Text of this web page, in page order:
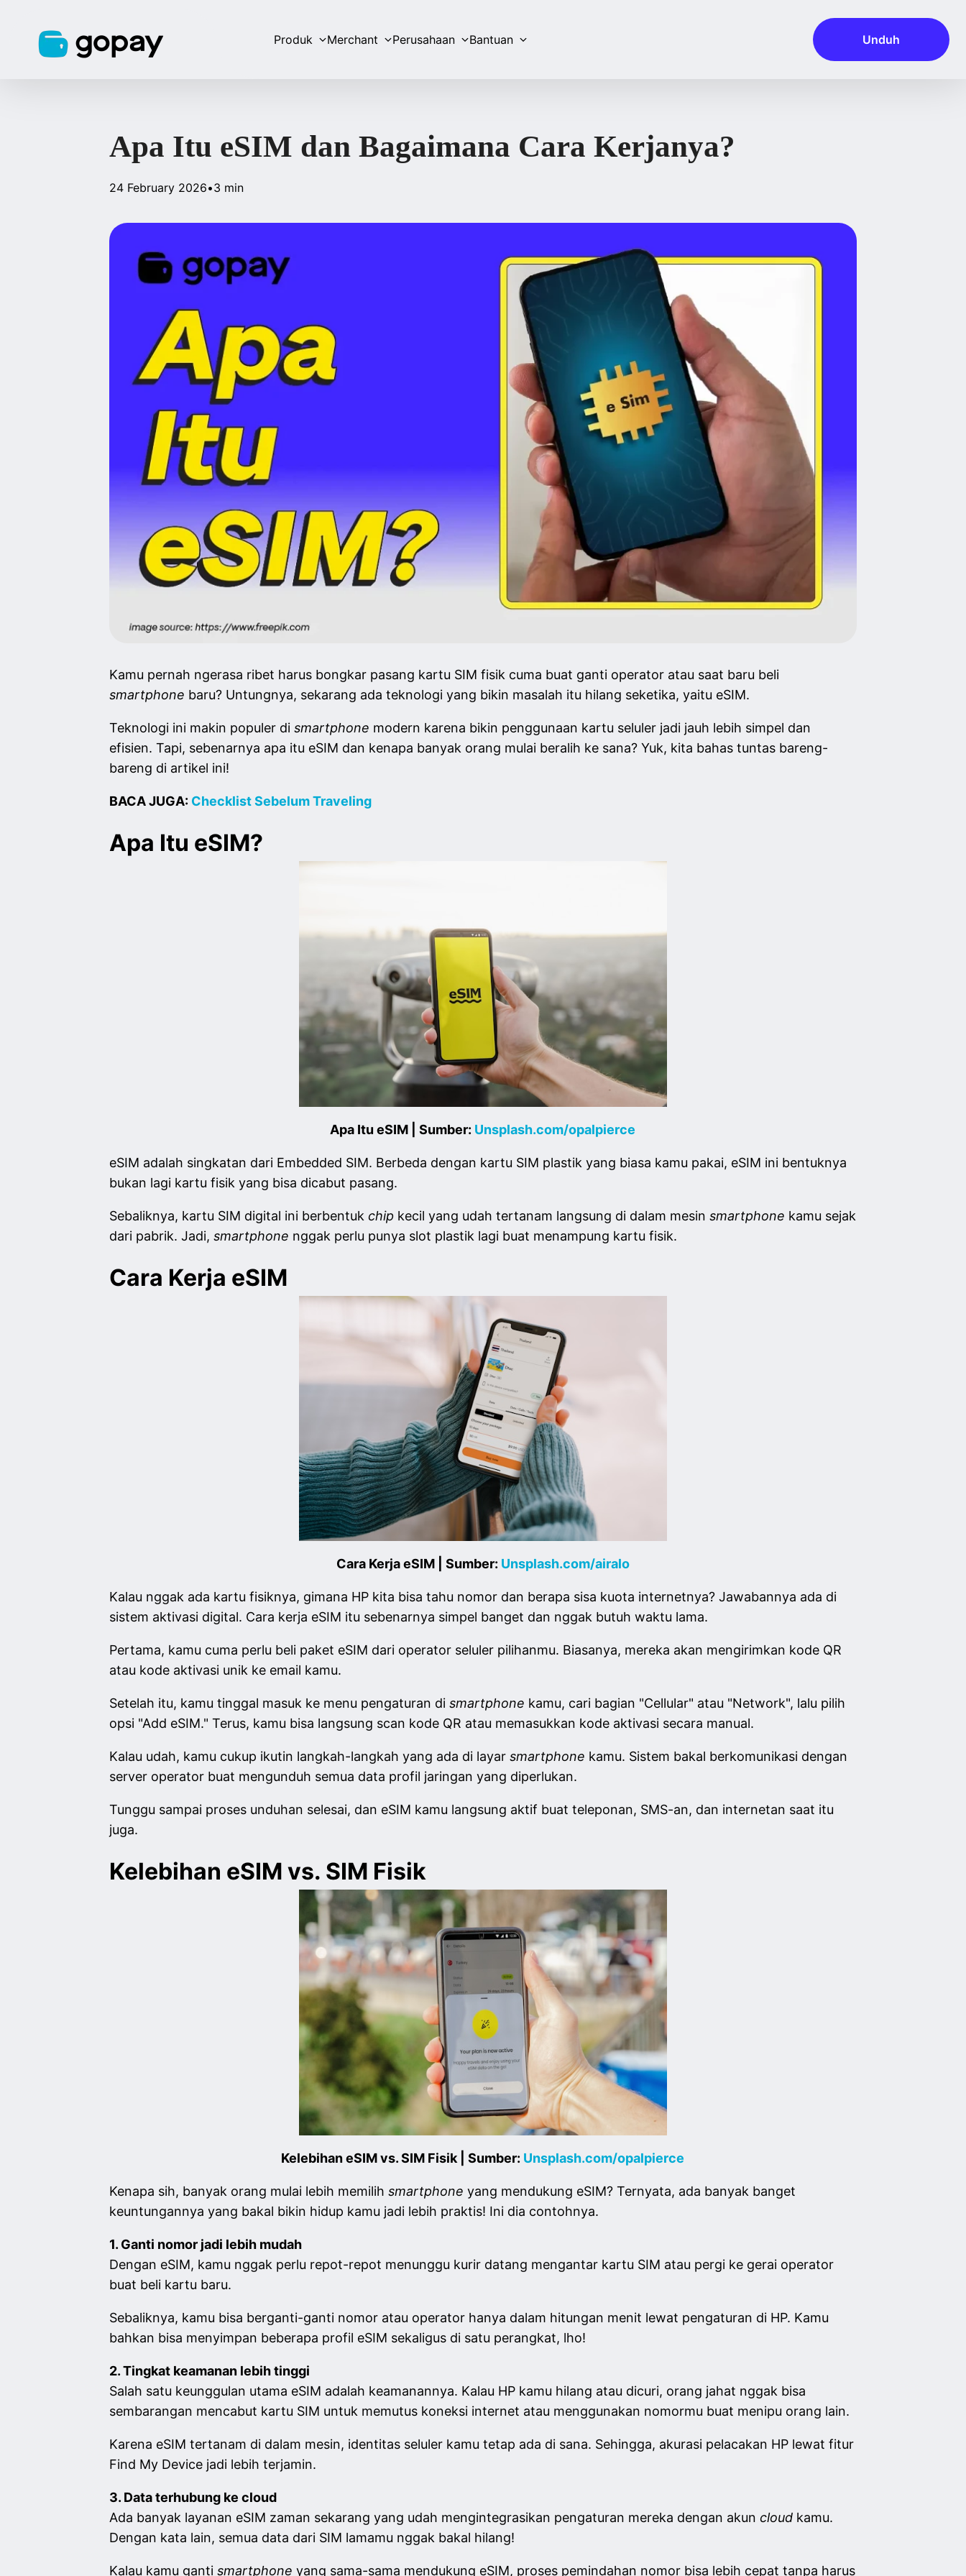
Produk Merchant Perusahaan Bantuan Unduh
Apa Itu eSIM dan Bagaimana Cara Kerjanya?
24 February 2026•3 min
Kamu pernah ngerasa ribet harus bongkar pasang kartu SIM fisik cuma buat ganti operator atau saat baru beli
smartphone baru? Untungnya, sekarang ada teknologi yang bikin masalah itu hilang seketika, yaitu eSIM.
Teknologi ini makin populer dismartphone modern karena bikin penggunaan kartu seluler jadi jauh lebih simpel dan
efisien. Tapi, sebenarnya apa itu eSIM dan kenapa banyak orang mulai beralih ke sana? Yuk, kita bahas tuntas bareng-
bareng di artikel ini!
BACA JUGA: Checklist Sebelum Traveling
Apa Itu eSIM?
Apa Itu eSIM | Sumber: Unsplash.com/opalpierce
eSIM adalah singkatan dari Embedded SIM. Berbeda dengan kartu SIM plastik yang biasa kamu pakai, eSIM ini bentuknya
bukan lagi kartu fisik yang bisa dicabut pasang.
Sebaliknya, kartu SIM digital ini berbentuk chip kecil yang udah tertanam langsung di dalam mesin smartphone kamu sejak
dari pabrik. Jadi, smartphone nggak perlu punya slot plastik lagi buat menampung kartu fisik.
Cara Kerja eSIM
Cara Kerja eSIM | Sumber: Unsplash.com/airalo
Kalau nggak ada kartu fisiknya, gimana HP kita bisa tahu nomor dan berapa sisa kuota internetnya? Jawabannya ada di
sistem aktivasi digital. Cara kerja eSIM itu sebenarnya simpel banget dan nggak butuh waktu lama.
Pertama, kamu cuma perlu beli paket eSIM dari operator seluler pilihanmu. Biasanya, mereka akan mengirimkan kode QR
atau kode aktivasi unik ke email kamu.
Setelah itu, kamu tinggal masuk ke menu pengaturan di smartphone kamu, cari bagian "Cellular" atau "Network", lalu pilih
opsi "Add eSIM." Terus, kamu bisa langsung scan kode QR atau memasukkan kode aktivasi secara manual.
Kalau udah, kamu cukup ikutin langkah-langkah yang ada di layar smartphone kamu. Sistem bakal berkomunikasi dengan
server operator buat mengunduh semua data profil jaringan yang diperlukan.
Tunggu sampai proses unduhan selesai, dan eSIM kamu langsung aktif buat teleponan, SMS-an, dan internetan saat itu
juga.
Kelebihan eSIM vs. SIM Fisik
Kelebihan eSIM vs. SIM Fisik | Sumber: Unsplash.com/opalpierce
Kenapa sih, banyak orang mulai lebih memilih smartphone yang mendukung eSIM? Ternyata, ada banyak banget
keuntungannya yang bakal bikin hidup kamu jadi lebih praktis! Ini dia contohnya.
1. Ganti nomor jadi lebih mudah
Dengan eSIM, kamu nggak perlu repot-repot menunggu kurir datang mengantar kartu SIM atau pergi ke gerai operator
buat beli kartu baru.
Sebaliknya, kamu bisa berganti-ganti nomor atau operator hanya dalam hitungan menit lewat pengaturan di HP. Kamu
bahkan bisa menyimpan beberapa profil eSIM sekaligus di satu perangkat, lho!
2. Tingkat keamanan lebih tinggi
Salah satu keunggulan utama eSIM adalah keamanannya. Kalau HP kamu hilang atau dicuri, orang jahat nggak bisa
sembarangan mencabut kartu SIM untuk memutus koneksi internet atau menggunakan nomormu buat menipu orang lain.
Karena eSIM tertanam di dalam mesin, identitas seluler kamu tetap ada di sana. Sehingga, akurasi pelacakan HP lewat fitur
Find My Device jadi lebih terjamin.
3. Data terhubung ke cloud
Ada banyak layanan eSIM zaman sekarang yang udah mengintegrasikan pengaturan mereka dengan akun cloudkamu.
Dengan kata lain, semua data dari SIM lamamu nggak bakal hilang!
Kalau kamu ganti smartphone yang sama-sama mendukung eSIM, proses pemindahan nomor bisa lebih cepat tanpa harus